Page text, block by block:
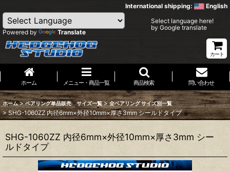
International shipping: English
Powered by Translate
Select language here!
by Google translate
カート
ホーム メニュー・商品一覧 商品検索 問い合わせ
ホーム > ベアリング単品販売 サイズ一覧 > 全ベアリング サイズ別一覧
> SHG-1060ZZ 内径6mm×外径10mm×厚さ3mm シールドタイプ
SHG-1060ZZ 内径6mm×外径10mm×厚さ3mm シー
ルドタイプ